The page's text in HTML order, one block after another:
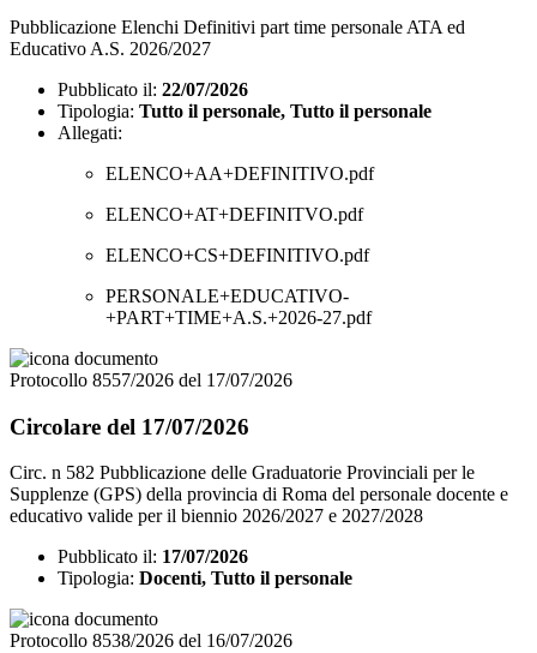
Pubblicazione Elenchi Definitivi part time personale ATA ed
Educativo A.S. 2026/2027
Pubblicato il: 22/07/2026
Tipologia: Tutto il personale, Tutto il personale
Allegati:
ELENCO+AA+DEFINITIVO.pdf
ELENCO+AT+DEFINITVO.pdf
ELENCO+CS+DEFINITIVO.pdf
PERSONALE+EDUCATIVO-
+PART+TIME+A.S.+2026-27.pdf
Protocollo 8557/2026 del 17/07/2026
Circolare del 17/07/2026
Circ. n 582 Pubblicazione delle Graduatorie Provinciali per le
Supplenze (GPS) della provincia di Roma del personale docente e
educativo valide per il biennio 2026/2027 e 2027/2028
Pubblicato il: 17/07/2026
Tipologia: Docenti, Tutto il personale
Protocollo 8538/2026 del 16/07/2026